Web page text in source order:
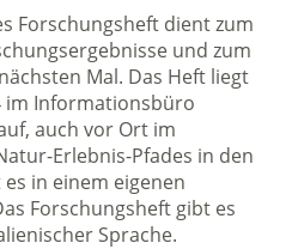
Forschungsheft dient zum
und zum
Mal. Das Heft liegt
im Informationsbüro
auch vor Ort im
Erlebnis-Pfades in den
in einem eigenen
Forschungsheft gibt es
Sprache.